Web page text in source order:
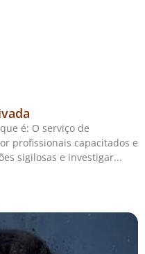
é: O serviço de
profissionais capacitados e
sigilosas e investigar